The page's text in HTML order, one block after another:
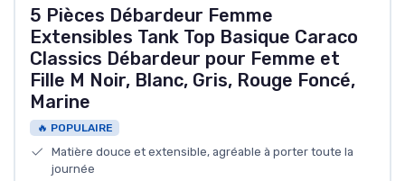
5 Pièces Débardeur Femme
Extensibles Tank Top Basique Caraco
Classics Débardeur pour Femme et
Fille M Noir, Blanc, Gris, Rouge Foncé,
Marine
🔥 POPULAIRE
Matière douce et extensible, agréable à porter toute la
journée